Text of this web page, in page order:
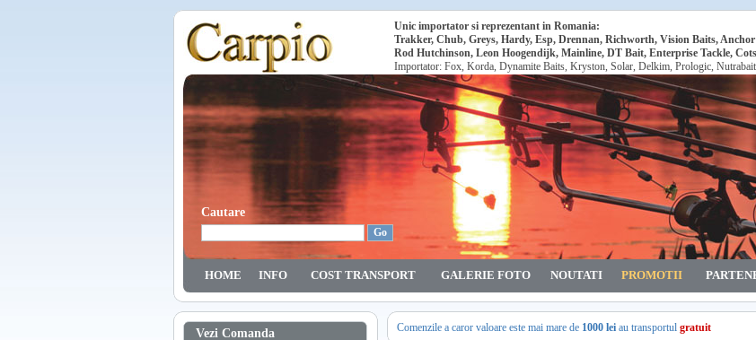
Unic importator si reprezentant in Romania:
Trakker, Chub, Greys, Hardy, Esp, Drennan, Richworth, Vision Baits,
Rod Hutchinson, Leon Hoogendijk, Mainline, DT Bait, Enterprise Tackle,
Importator: Fox, Korda, Dynamite Baits, Kryston, Solar, Delkim, Prologic,
Cautare
HOME INFO COST TRANSPORT GALERIE FOTO NOUTATI PROMOTII
Vezi Comanda Comenzile a caror valoare este mai mare de 1000 lei au transportul gratuit